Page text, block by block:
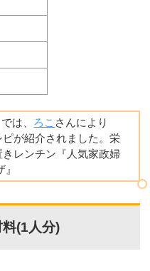
は、 ろこ さんにより
ピが紹介されました。栄
レンチン『人気家政婦
(1人分)